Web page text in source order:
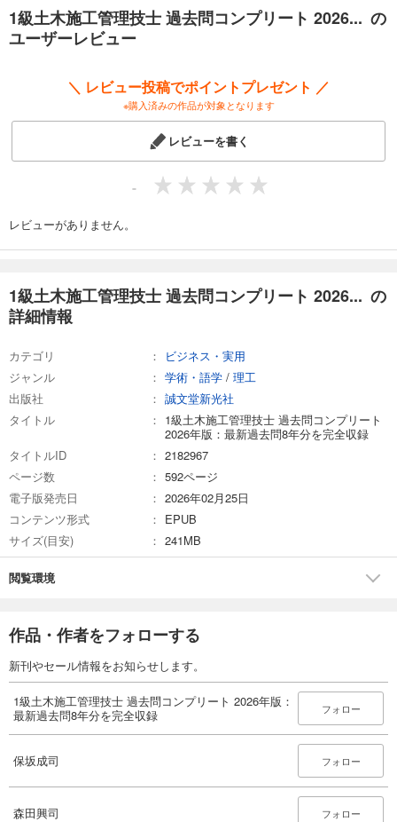
巻末には、経験記述についてその攻略法を掲載。経験記述をする工事の
選び方から記入上の注意、事前準備の仕方まで、どんな工事内容にも使
◇アプリ版のご案内◇
本書の内容を収録した学習アプリもあります。通勤・通学のスキマ時間
を使っての復習、
直前期の総仕上げなど、本書と併せて活用することで、合格力をさらに
高めることができます。
詳しくは本書をご確認ください。
*Google PlayまたはApp Storeからダウンロードすることができます。
*本書とは別売りです。
1級土木施工管理技士 過去問コンプリート 2026... の
ユーザーレビュー
＼ レビュー投稿でポイントプレゼント ／
※購入済みの作品が対象となります
レビューを書く
-
レビューがありません。
1級土木施工管理技士 過去問コンプリート 2026... の
詳細情報
カテゴリ
ビジネス・実用
ジャンル
学術・語学 / 理工
出版社
誠文堂新光社
タイトル
1級土木施工管理技士 過去問コンプリート
2026年版：最新過去問8年分を完全収録
タイトルID
2182967
ページ数
592ページ
電子版発売日
2026年02月25日
コンテンツ形式
EPUB
サイズ(目安)
241MB
閲覧環境
作品・作者をフォローする
新刊やセール情報をお知らせします。
1級土木施工管理技士 過去問コンプリート 2026年版：
最新過去問8年分を完全収録
フォロー
保坂成司 フォロー
森田興司 フォロー